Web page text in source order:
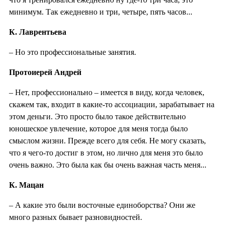
минимум. Так ежедневно и три, четыре, пять часов...
К. Лаврентьева
– Но это профессиональные занятия.
Протоиерей Андрей
– Нет, профессионально – имеется в виду, когда человек,
скажем так, входит в какие-то ассоциации, зарабатывает на
этом деньги. Это просто было такое действительно
юношеское увлечение, которое для меня тогда было
смыслом жизни. Прежде всего для себя. Не могу сказать,
что я чего-то достиг в этом, но лично для меня это было
очень важно. Это была как бы очень важная часть меня...
К. Мацан
– А какие это были восточные единоборства? Они же
много разных бывает разновидностей.